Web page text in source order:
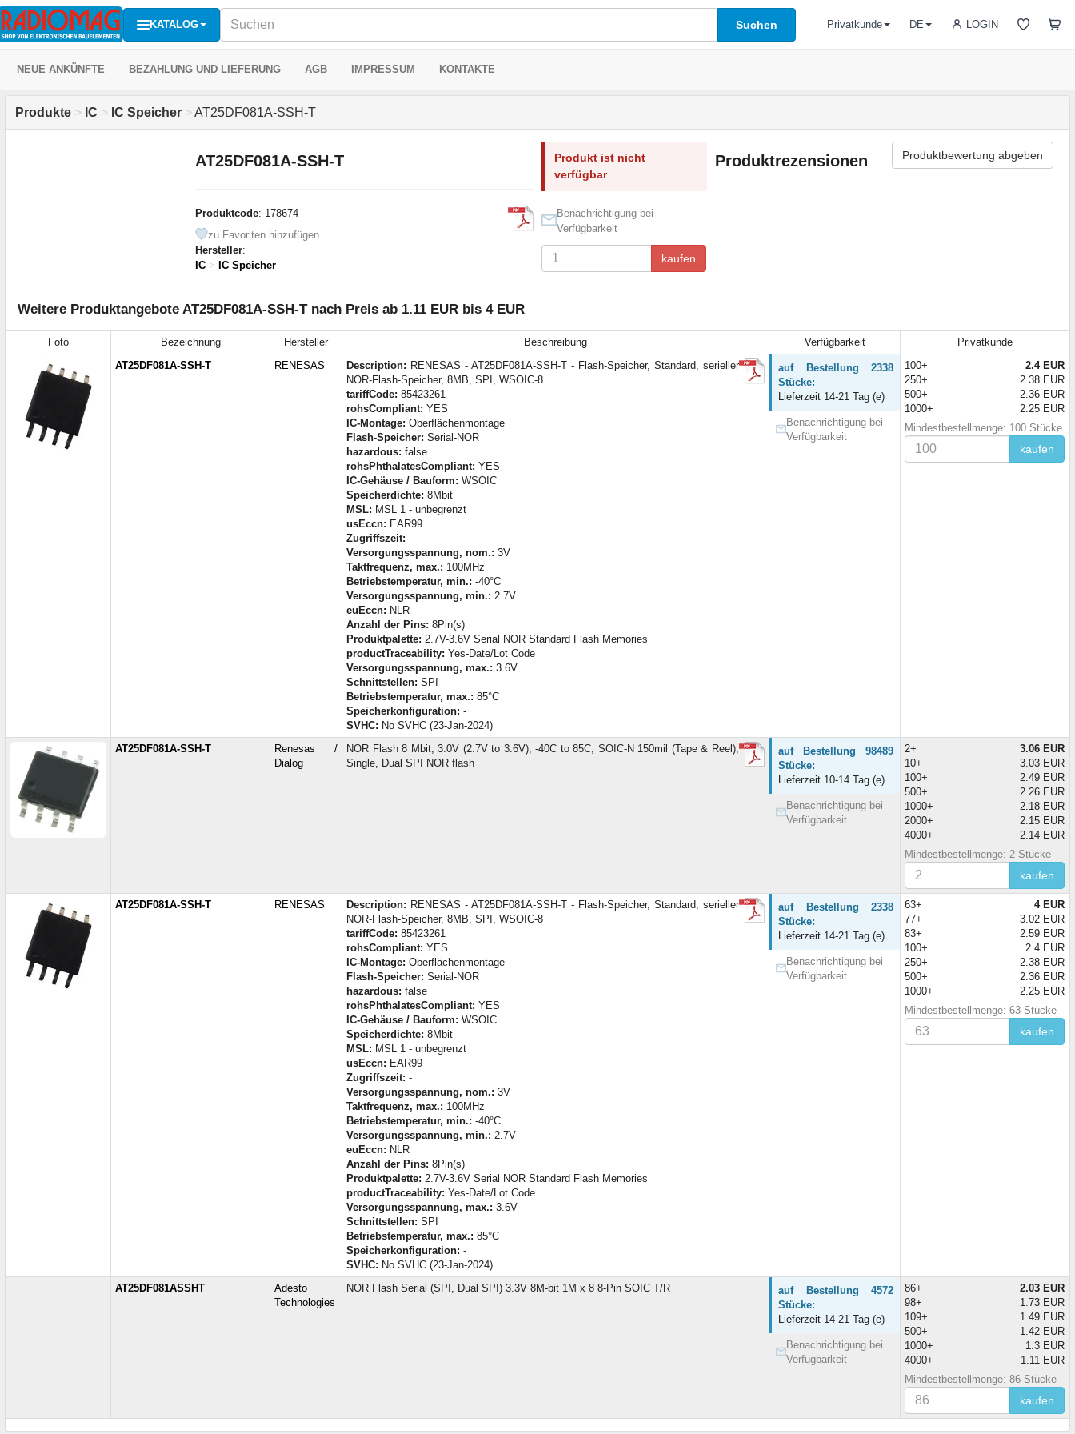
KATALOG Suchen LOGIN
Privatkunde DE
NEUE ANKÜNFTE BEZAHLUNG UND LIEFERUNG AGB IMPRESSUM KONTAKTE
Produkte > IC > IC Speicher > AT25DF081A-SSH-T
AT25DF081A-SSH-T
Produktcode: 178674
zu Favoriten hinzufügen
Hersteller:
IC > IC Speicher
Produkt ist nicht
verfügbar
Benachrichtigung bei
Verfügbarkeit
kaufen
Produktrezensionen Produktbewertung abgeben
Weitere Produktangebote AT25DF081A-SSH-T nach Preis ab 1.11 EUR bis 4 EUR
Foto Bezeichnung Hersteller Beschreibung Verfügbarkeit
Privatkunde
AT25DF081A-SSH-T
RENESAS Description: RENESAS - AT25DF081A-SSH-T - Flash-Speicher, Standard, serieller
NOR-Flash-Speicher, 8MB, SPI, WSOIC-8
tariffCode: 85423261
rohsCompliant: YES
IC-Montage: Oberflächenmontage
Flash-Speicher: Serial-NOR
hazardous: false
rohsPhthalatesCompliant: YES
IC-Gehäuse / Bauform: WSOIC
Speicherdichte: 8Mbit
MSL: MSL 1 - unbegrenzt
usEccn: EAR99
Zugriffszeit: -
Versorgungsspannung, nom.: 3V
Taktfrequenz, max.: 100MHz
Betriebstemperatur, min.: -40°C
Versorgungsspannung, min.: 2.7V
euEccn: NLR
Anzahl der Pins: 8Pin(s)
Produktpalette: 2.7V-3.6V Serial NOR Standard Flash Memories
productTraceability: Yes-Date/Lot Code
Versorgungsspannung, max.: 3.6V
Schnittstellen: SPI
Betriebstemperatur, max.: 85°C
Speicherkonfiguration: -
SVHC: No SVHC (23-Jan-2024)
auf Bestellung 2338
Stücke:
Lieferzeit 14-21 Tag (e)
Benachrichtigung bei
Verfügbarkeit
100+
2.4 EUR
250+
2.38 EUR
500+
2.36 EUR
1000+
2.25 EUR
Mindestbestellmenge: 100 Stücke
kaufen
AT25DF081A-SSH-T
Renesas /
Dialog
NOR Flash 8 Mbit, 3.0V (2.7V to 3.6V), -40C to 85C, SOIC-N 150mil (Tape & Reel),
Single, Dual SPI NOR flash
auf Bestellung 98489
Stücke:
Lieferzeit 10-14 Tag (e)
Benachrichtigung bei
Verfügbarkeit
2+
3.06 EUR
10+
3.03 EUR
100+
2.49 EUR
500+
2.26 EUR
1000+
2.18 EUR
2000+
2.15 EUR
4000+
2.14 EUR
Mindestbestellmenge: 2 Stücke
kaufen
AT25DF081A-SSH-T RENESAS Description: RENESAS - AT25DF081A-SSH-T - Flash-Speicher, Standard, serieller
NOR-Flash-Speicher, 8MB, SPI, WSOIC-8
tariffCode: 85423261
rohsCompliant: YES
IC-Montage: Oberflächenmontage
Flash-Speicher: Serial-NOR
hazardous: false
rohsPhthalatesCompliant: YES
IC-Gehäuse / Bauform: WSOIC
Speicherdichte: 8Mbit
MSL: MSL 1 - unbegrenzt
usEccn: EAR99
Zugriffszeit: -
Versorgungsspannung, nom.: 3V
Taktfrequenz, max.: 100MHz
Betriebstemperatur, min.: -40°C
Versorgungsspannung, min.: 2.7V
euEccn: NLR
Anzahl der Pins: 8Pin(s)
Produktpalette: 2.7V-3.6V Serial NOR Standard Flash Memories
productTraceability: Yes-Date/Lot Code
Versorgungsspannung, max.: 3.6V
Schnittstellen: SPI
Betriebstemperatur, max.: 85°C
Speicherkonfiguration: -
SVHC: No SVHC (23-Jan-2024)
auf Bestellung 2338
Stücke:
Lieferzeit 14-21 Tag (e)
Benachrichtigung bei
Verfügbarkeit
63+
4 EUR
77+
3.02 EUR
83+
2.59 EUR
100+
2.4 EUR
250+
2.38 EUR
500+
2.36 EUR
1000+
2.25 EUR
Mindestbestellmenge: 63 Stücke
kaufen
AT25DF081ASSHT
Adesto
Technologies
NOR Flash Serial (SPI, Dual SPI) 3.3V 8M-bit 1M x 8 8-Pin SOIC T/R
auf Bestellung 4572
Stücke:
Lieferzeit 14-21 Tag (e)
Benachrichtigung bei
Verfügbarkeit
86+
2.03 EUR
98+
1.73 EUR
109+
1.49 EUR
500+
1.42 EUR
1000+
1.3 EUR
4000+
1.11 EUR
Mindestbestellmenge: 86 Stücke
kaufen